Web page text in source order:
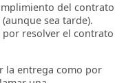
del contrato
sea tarde).
resolver el contrato
la entrega como por